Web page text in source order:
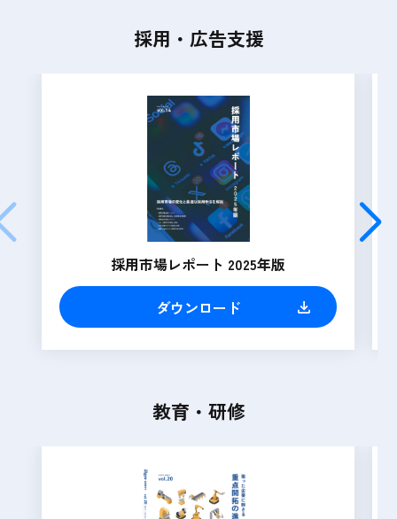
採用・広告支援
採用市場レポート 2025年版
ダウンロード
教育・研修